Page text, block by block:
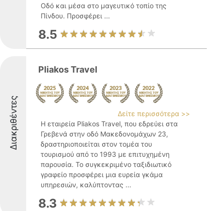
Οδό και μέσα στο μαγευτικό τοπίο της
Πίνδου. Προσφέρει ...
8.5
Διακριθέντες
Pliakos Travel
Δείτε περισσότερα >>
Η εταιρεία Pliakos Travel, που εδρεύει στα
Γρεβενά στην οδό Μακεδονομάχων 23,
δραστηριοποιείται στον τομέα του
τουρισμού από το 1993 με επιτυχημένη
παρουσία. Το συγκεκριμένο ταξιδιωτικό
γραφείο προσφέρει μια ευρεία γκάμα
υπηρεσιών, καλύπτοντας ...
8.3